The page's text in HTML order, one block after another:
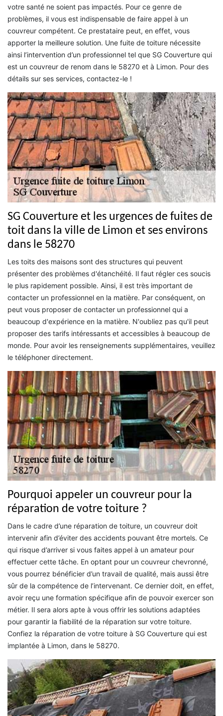
votre santé ne soient pas impactés. Pour ce genre de
problèmes, il vous est indispensable de faire appel à un
couvreur compétent. Ce prestataire peut, en effet, vous
apporter la meilleure solution. Une fuite de toiture nécessite
ainsi l’intervention d’un professionnel tel que SG Couverture qui
est un couvreur de renom dans le 58270 et à Limon. Pour des
détails sur ses services, contactez-le !
SG Couverture et les urgences de fuites de
toit dans la ville de Limon et ses environs
dans le 58270
Les toits des maisons sont des structures qui peuvent
présenter des problèmes d'étanchéité. Il faut régler ces soucis
le plus rapidement possible. Ainsi, il est très important de
contacter un professionnel en la matière. Par conséquent, on
peut vous proposer de contacter un professionnel qui a
beaucoup d'expérience en la matière. N'oubliez pas qu'il peut
proposer des tarifs intéressants et accessibles à beaucoup de
monde. Pour avoir les renseignements supplémentaires, veuillez
le téléphoner directement.
Pourquoi appeler un couvreur pour la
réparation de votre toiture ?
Dans le cadre d’une réparation de toiture, un couvreur doit
intervenir afin d’éviter des accidents pouvant être mortels. Ce
qui risque d’arriver si vous faites appel à un amateur pour
effectuer cette tâche. En optant pour un couvreur chevronné,
vous pourrez bénéficier d’un travail de qualité, mais aussi être
sûr de la compétence de l’intervenant. Ce dernier doit, en effet,
avoir reçu une formation spécifique afin de pouvoir exercer son
métier. Il sera alors apte à vous offrir les solutions adaptées
pour garantir la fiabilité de la réparation sur votre toiture.
Confiez la réparation de votre toiture à SG Couverture qui est
implantée à Limon, dans le 58270.